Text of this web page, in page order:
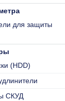
для защиты
(HDD)
СКУД